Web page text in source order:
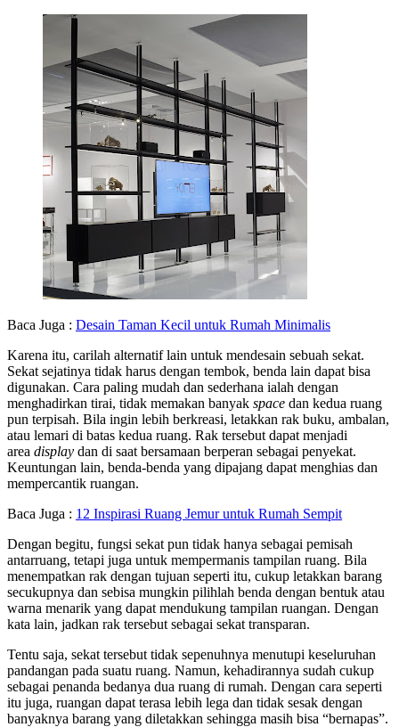
Baca Juga : Desain Taman Kecil untuk Rumah Minimalis
Karena itu, carilah alternatif lain untuk mendesain sebuah sekat.
Sekat sejatinya tidak harus dengan tembok, benda lain dapat bisa
digunakan. Cara paling mudah dan sederhana ialah dengan
menghadirkan tirai, tidak memakan banyak space dan kedua ruang
pun terpisah. Bila ingin lebih berkreasi, letakkan rak buku, ambalan,
atau lemari di batas kedua ruang. Rak tersebut dapat menjadi
area display dan di saat bersamaan berperan sebagai penyekat.
Keuntungan lain, benda-benda yang dipajang dapat menghias dan
mempercantik ruangan.
Baca Juga : 12 Inspirasi Ruang Jemur untuk Rumah Sempit
Dengan begitu, fungsi sekat pun tidak hanya sebagai pemisah
antarruang, tetapi juga untuk mempermanis tampilan ruang. Bila
menempatkan rak dengan tujuan seperti itu, cukup letakkan barang
secukupnya dan sebisa mungkin pilihlah benda dengan bentuk atau
warna menarik yang dapat mendukung tampilan ruangan. Dengan
kata lain, jadkan rak tersebut sebagai sekat transparan.
Tentu saja, sekat tersebut tidak sepenuhnya menutupi keseluruhan
pandangan pada suatu ruang. Namun, kehadirannya sudah cukup
sebagai penanda bedanya dua ruang di rumah. Dengan cara seperti
itu juga, ruangan dapat terasa lebih lega dan tidak sesak dengan
banyaknya barang yang diletakkan sehingga masih bisa “bernapas”.